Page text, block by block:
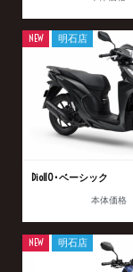
Dio110･ベーシック
本体価格
NEW 明石店
NEW 明石店